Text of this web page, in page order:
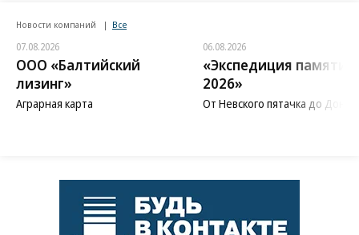
Новости компаний Все
07.08.2026
ООО «Балтийский
лизинг»
Аграрная карта
06.08.2026
«Экспедиция памяти
2026»
От Невского пятачка до